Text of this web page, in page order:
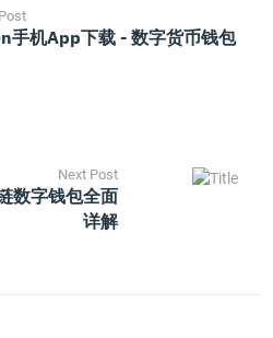
手机App下载 - 数字货币钱包
Next Post
数字钱包全面
详解